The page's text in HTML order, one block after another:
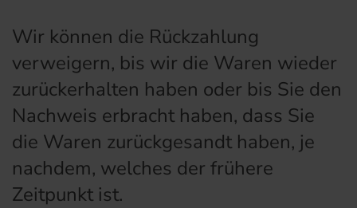
Wir können die Rückzahlung
verweigern, bis wir die Waren wieder
zurückerhalten haben oder bis Sie den
Nachweis erbracht haben, dass Sie
die Waren zurückgesandt haben, je
nachdem, welches der frühere
Zeitpunkt ist.